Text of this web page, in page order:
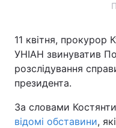
11 квітня, прокурор
УНІАН звинуватив
розслідування
президента.
За словами
відомі обставини,